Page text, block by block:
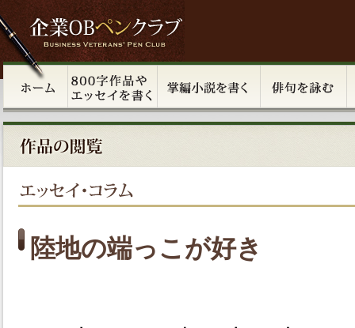
陸地の端っこが好き